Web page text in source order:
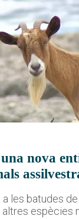
nova
les batudes
altres espècies